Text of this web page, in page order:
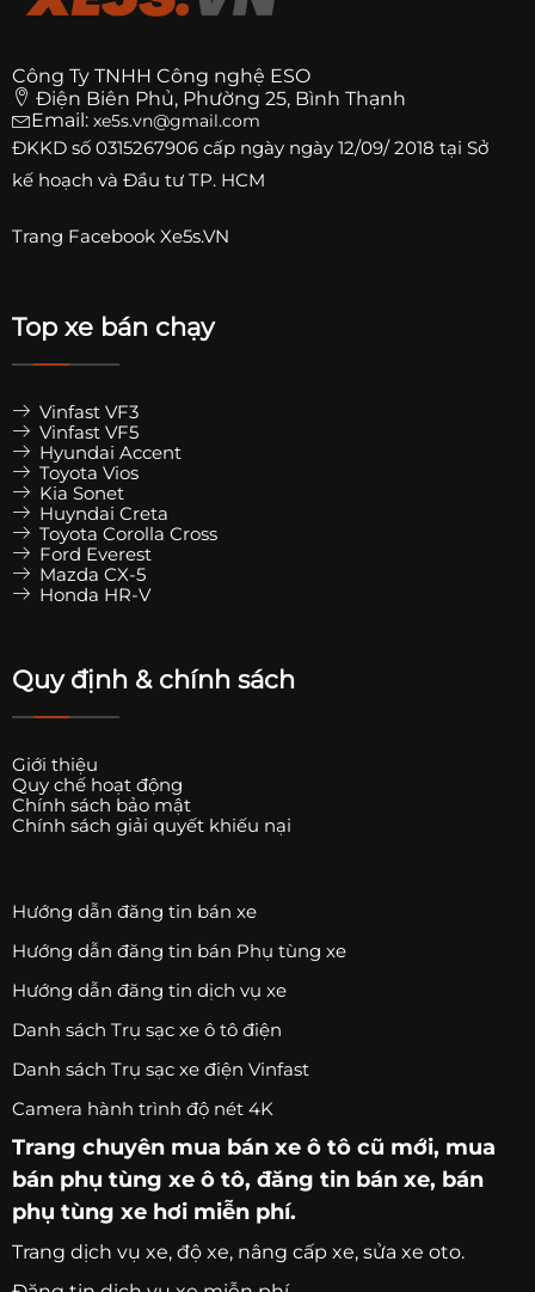
Công Ty TNHH Công nghệ ESO
Điện Biên Phủ, Phường 25, Bình Thạnh
Email: xe5s.vn@gmail.com
ĐKKD số 0315267906 cấp ngày ngày 12/09/ 2018 tại Sở
kế hoạch và Đầu tư TP. HCM
Trang Facebook Xe5s.VN
Top xe bán chạy
Vinfast VF3
Vinfast VF5
Hyundai Accent
Toyota Vios
Kia Sonet
Huyndai Creta
Toyota Corolla Cross
Ford Everest
Mazda CX-5
Honda HR-V
Quy định & chính sách
Giới thiệu
Quy chế hoạt động
Chính sách bảo mật
Chính sách giải quyết khiếu nại
Hướng dẫn đăng tin bán xe
Hướng dẫn đăng tin bán Phụ tùng xe
Hướng dẫn đăng tin dịch vụ xe
Danh sách Trụ sạc xe ô tô điện
Danh sách Trụ sạc xe điện Vinfast
Camera hành trình độ nét 4K
Trang chuyên mua bán xe ô tô cũ mới, mua
bán phụ tùng xe ô tô, đăng tin bán xe, bán
phụ tùng xe hơi miễn phí.
Trang dịch vụ xe, độ xe, nâng cấp xe, sửa xe oto.